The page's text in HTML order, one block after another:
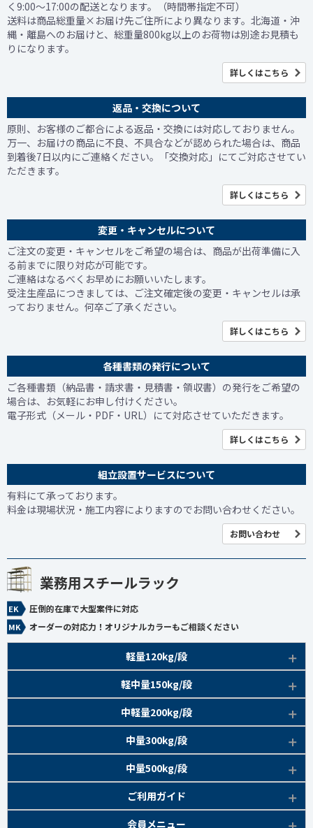
く9:00～17:00の配送となります。（時間帯指定不可）
送料は商品総重量×お届け先ご住所により異なります。北海道・沖
縄・離島へのお届けと、総重量800kg以上のお荷物は別途お見積も
りになります。
詳しくはこちら
返品・交換について
原則、お客様のご都合による返品・交換には対応しておりません。
万一、お届けの商品に不良、不具合などが認められた場合は、商品
到着後7日以内にご連絡ください。「交換対応」にてご対応させてい
ただきます。
詳しくはこちら
変更・キャンセルについて
ご注文の変更・キャンセルをご希望の場合は、商品が出荷準備に入
る前までに限り対応が可能です。
ご連絡はなるべくお早めにお願いいたします。
受注生産品につきましては、ご注文確定後の変更・キャンセルは承
っておりません。何卒ご了承ください。
詳しくはこちら
各種書類の発行について
ご各種書類（納品書・請求書・見積書・領収書）の発行をご希望の
場合は、お気軽にお申し付けください。
電子形式（メール・PDF・URL）にて対応させていただきます。
詳しくはこちら
組立設置サービスについて
有料にて承っております。
料金は現場状況・施工内容によりますのでお問い合わせください。
お問い合わせ
業務用スチールラック
圧倒的在庫で大型案件に対応
オーダーの対応力！オリジナルカラーもご相談ください
軽量120kg/段
アイボリー、グレー
EK120kg/段アングルボルト 特長
EK120kg/段アングルセミボルト 特長
新セミボルト 特長
軽中量150kg/段
軽中量150kg/段 商品一覧
部材仕様図
中軽量200kg/段
EK200kg/段 商品一覧
部材仕様図
中量300kg/段
アイボリー・グリーン
EK300kg/段 商品一覧
中量500kg/段
アイボリー・グリーンご利用ガイド
検索システムの使い方
会員メニュー